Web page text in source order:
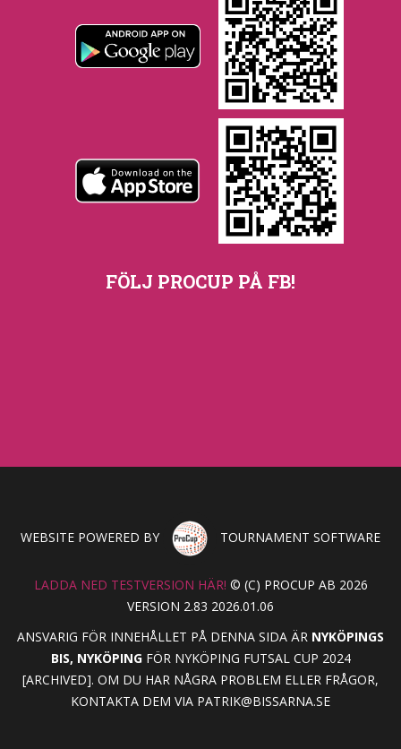
FÖLJ PROCUP PÅ FB!
WEBSITE POWERED BY TOURNAMENT SOFTWARE
LADDA NED TESTVERSION HÄR! © (C) PROCUP AB 2026
VERSION 2.83 2026.01.06
ANSVARIG FÖR INNEHÅLLET PÅ DENNA SIDA ÄR NYKÖPINGS
BIS, NYKÖPINGFÖR NYKÖPING FUTSAL CUP 2024
[ARCHIVED]. OM DU HAR NÅGRA PROBLEM ELLER FRÅGOR,
KONTAKTA DEM VIA PATRIK@BISSARNA.SE